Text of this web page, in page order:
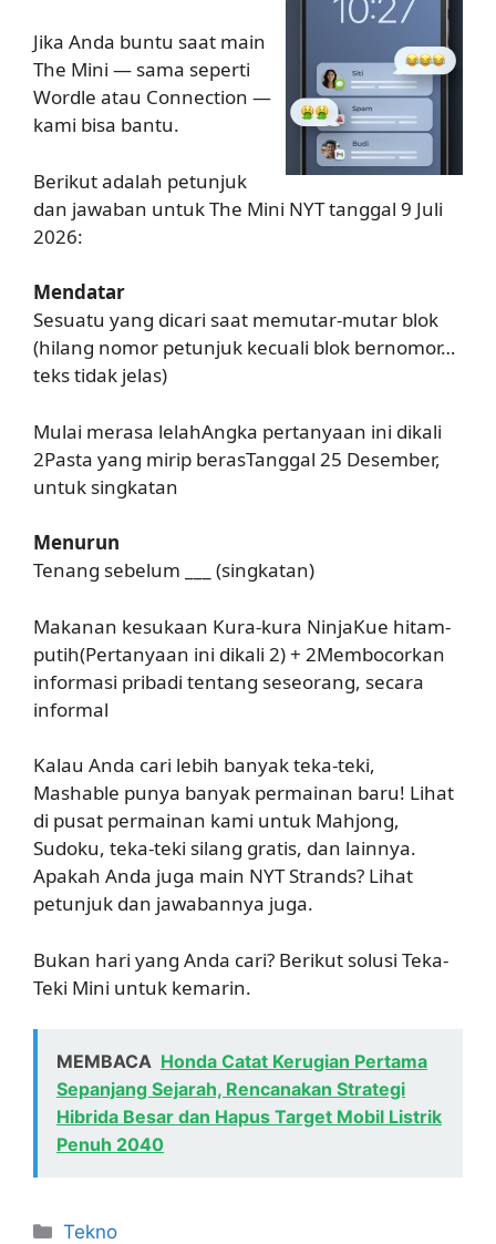
Jika Anda buntu saat main
The Mini — sama seperti
Wordle atau Connection —
kami bisa bantu.
Berikut adalah petunjuk
dan jawaban untuk The Mini NYT tanggal 9 Juli
2026:
Mendatar
Sesuatu yang dicari saat memutar-mutar blok
(hilang nomor petunjuk kecuali blok bernomor…
teks tidak jelas)
Mulai merasa lelahAngka pertanyaan ini dikali
2Pasta yang mirip berasTanggal 25 Desember,
untuk singkatan
Menurun
Tenang sebelum ___ (singkatan)
Makanan kesukaan Kura-kura NinjaKue hitam-
putih(Pertanyaan ini dikali 2) + 2Membocorkan
informasi pribadi tentang seseorang, secara
informal
Kalau Anda cari lebih banyak teka-teki,
Mashable punya banyak permainan baru! Lihat
di pusat permainan kami untuk Mahjong,
Sudoku, teka-teki silang gratis, dan lainnya.
Apakah Anda juga main NYT Strands? Lihat
petunjuk dan jawabannya juga.
Bukan hari yang Anda cari? Berikut solusi Teka-
Teki Mini untuk kemarin.
MEMBACA Honda Catat Kerugian Pertama
Sepanjang Sejarah, Rencanakan Strategi
Hibrida Besar dan Hapus Target Mobil Listrik
Penuh 2040
Kategori
Tekno